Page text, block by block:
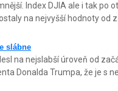
Index DJIA ale i tak po
na nejvyšší hodnoty od
slábne
na nejslabší úroveň od
Donalda Trumpa, že je s